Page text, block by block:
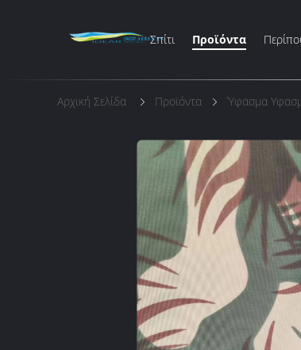
Σπίτι Προϊόντα
Αρχική Σελίδα Προϊόντα Ύφασμα